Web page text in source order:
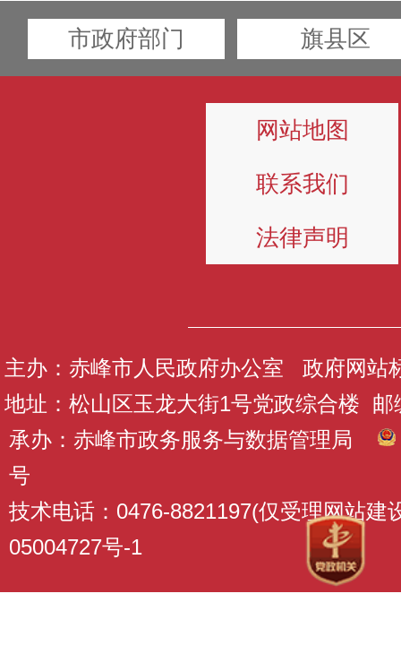
市政府部门 旗县区
网站地图
联系我们
法律声明
主办：赤峰市人民政府办公室 政府网站
地址：松山区玉龙大街1号党政综合楼 邮
承办：赤峰市政务服务与数据管理局
号
技术电话：0476-8821197(仅受理网站建
05004727号-1